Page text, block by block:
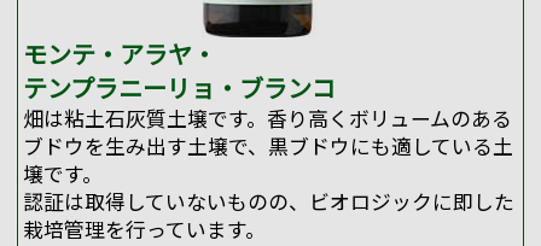
モンテ・アラヤ・
テンプラニーリョ・ブランコ
畑は粘土石灰質土壌です。香り高くボリュームのある
ブドウを生み出す土壌で、黒ブドウにも適している土
壌です。
認証は取得していないものの、ビオロジックに即した
栽培管理を行っています。